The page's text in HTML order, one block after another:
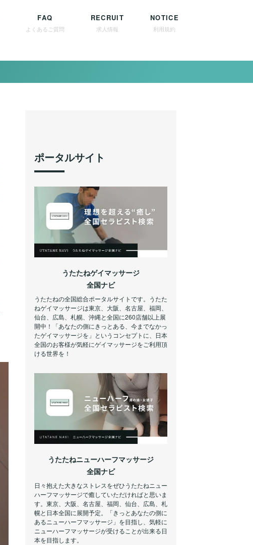
FAQ
よくあるご質問
RECRUIT
求人情報
NOTICE
利用規約
ポータルサイト
うたたねゲイマッサージ
全国ナビ
うたたねの全国総合ポータルサイトです。うたた
ねゲイマッサージは東京、大阪、名古屋、福岡、
仙台、広島、札幌、沖縄と全国に260店舗以上展
開中！「あなたの側にきっとある、今までなかっ
たゲイマッサージを」というコンセプトに、日本
全国のお客様が気軽にゲイマッサージをご利用頂
ける世界を！
うたたねニューハーフマッサージ
全国ナビ
日々抱えた大きなストレスをぜひうたたねニュー
ハーフマッサージで癒していただければと思いま
す。東京、大阪、名古屋、福岡、仙台、広島、札
幌と日本全国に展開予定。「きっとあなたの側に
あるニューハーフマッサージ」を目指し、気軽に
ニューハーフマッサージが受けることが出来る日
本を目指します。